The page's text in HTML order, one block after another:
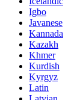
Igbo
Javanese
Kannada
Kazakh
Khmer
Kurdish
Kyrgyz
Latin